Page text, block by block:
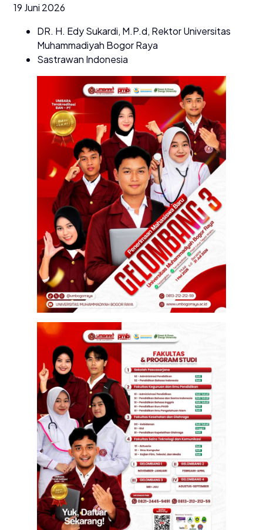
19 Juni 2026
DR. H. Edy Sukardi, M.P.d, Rektor Universitas
Muhammadiyah Bogor Raya
Sastrawan Indonesia